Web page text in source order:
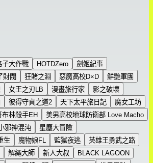
子大作戰 HOTDZero
劍姬紀事
財閥 狂賭之淵 惡魔高校D×D
鮮艷軍團
女王之刃LB 漫畫旅行家
影之破壞
彼得守貞之道2 天下太平旅日記
魔女工坊
布林殺手EH
美男高校地球防衛部 Love Macho
邪神混沌
星塵大冒險
生
魔物娘FL 監獄夜逃
英雄王勇武之路
解繩大師 新人大叔
BLACK LAGOON